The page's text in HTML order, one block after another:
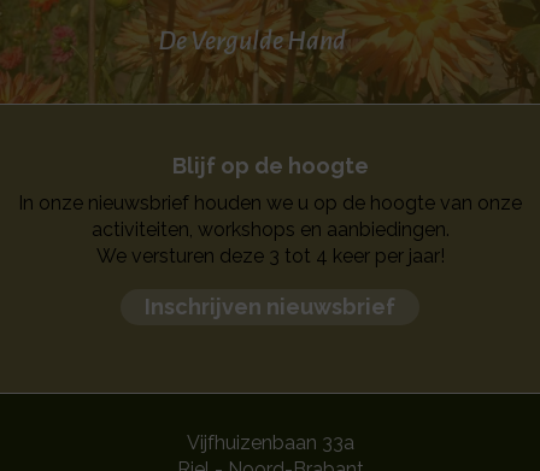
De Vergulde Hand
Blijf op de hoogte
In onze nieuwsbrief houden we u op de hoogte van onze
activiteiten, workshops en aanbiedingen.
We versturen deze 3 tot 4 keer per jaar!
Inschrijven nieuwsbrief
Vijfhuizenbaan 33a